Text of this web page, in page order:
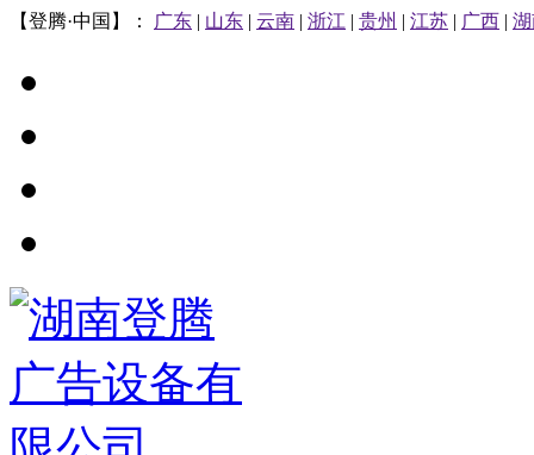
【登腾·中国】： 广东 | 山东 | 云南 | 浙江 | 贵州 | 江苏 | 广西 |